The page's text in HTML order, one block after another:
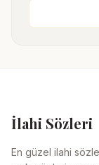
İlahi Sözleri
En güzel ilahi